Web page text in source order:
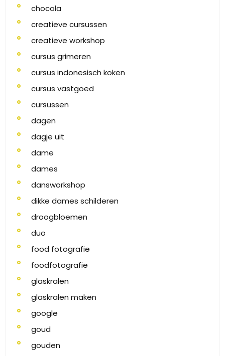
chocola
creatieve cursussen
creatieve workshop
cursus grimeren
cursus indonesisch koken
cursus vastgoed
cursussen
dagen
dagje uit
dame
dames
dansworkshop
dikke dames schilderen
droogbloemen
duo
food fotografie
foodfotografie
glaskralen
glaskralen maken
google
goud
gouden